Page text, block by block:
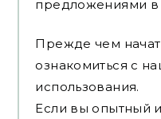
предложениями в
Прежде чем
ознакомиться с
использования.
Если вы опытный